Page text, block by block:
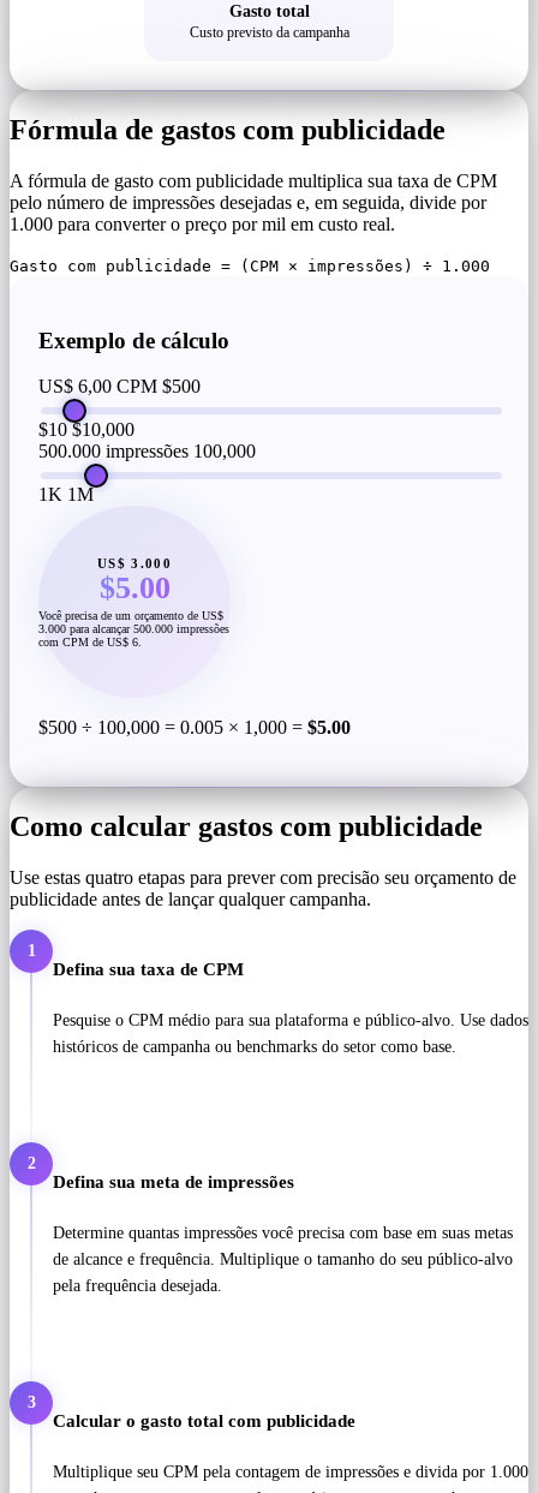
Gasto total
Custo previsto da campanha
Fórmula de gastos com publicidade
A fórmula de gasto com publicidade multiplica sua taxa de CPM
pelo número de impressões desejadas e, em seguida, divide por
1.000 para converter o preço por mil em custo real.
Gasto com publicidade = (CPM × impressões) ÷ 1.000
Exemplo de cálculo
US$ 6,00 CPM $500
$10 $10,000
500.000 impressões 100,000
1K 1M
US$ 3.000
$5.00
Você precisa de um orçamento de US$
3.000 para alcançar 500.000 impressões
com CPM de US$ 6.
$500 ÷ 100,000 = 0.005 × 1,000 = $5.00
Como calcular gastos com publicidade
Use estas quatro etapas para prever com precisão seu orçamento de
publicidade antes de lançar qualquer campanha.
1
Defina sua taxa de CPM
Pesquise o CPM médio para sua plataforma e público-alvo. Use dados
históricos de campanha ou benchmarks do setor como base.
2
Defina sua meta de impressões
Determine quantas impressões você precisa com base em suas metas
de alcance e frequência. Multiplique o tamanho do seu público-alvo
pela frequência desejada.
3
Calcular o gasto total com publicidade
Multiplique seu CPM pela contagem de impressões e divida por 1.000